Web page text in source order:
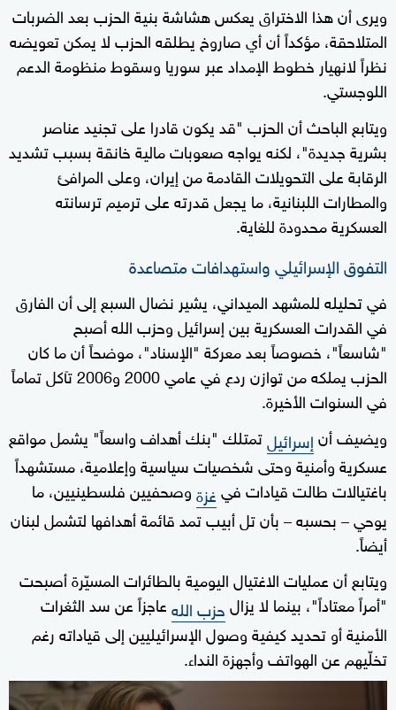
ويرى أن هذا الاختراق يعكس هشاشة بنية الحزب بعد الضربات
المتلاحقة، مؤكداً أن أي صاروخ يطلقه الحزب لا يمكن تعويضه
نظراً لانهيار خطوط الإمداد عبر سوريا وسقوط منظومة الدعم
اللوجستي.
ويتابع الباحث أن الحزب "قد يكون قادرا على تجنيد عناصر
بشرية جديدة"، لكنه يواجه صعوبات مالية خانقة بسبب تشديد
الرقابة على التحويلات القادمة من إيران، وعلى المرافئ
والمطارات اللبنانية، ما يجعل قدرته على ترميم ترسانته
العسكرية محدودة للغاية.
التفوق الإسرائيلي واستهدافات متصاعدة
في تحليله للمشهد الميداني، يشير نضال السبع إلى أن الفارق
في القدرات العسكرية بين إسرائيل وحزب الله أصبح
"شاسعاً"، خصوصاً بعد معركة "الإسناد"، موضحاً أن ما كان
الحزب يملكه من توازن ردع في عامي 2000 و2006 تآكل تماماً
في السنوات الأخيرة.
ويضيف أنإسرائيلتمتلك "بنك أهداف واسعاً" يشمل مواقع
عسكرية وأمنية وحتى شخصيات سياسية وإعلامية، مستشهداً
باغتيالات طالت قيادات فيغزةوصحفيين فلسطينيين، ما
يوحي – بحسبه – بأن تل أبيب تمد قائمة أهدافها لتشمل لبنان
أيضاً.
ويتابع أن عمليات الاغتيال اليومية بالطائرات المسيّرة أصبحت
"أمراً معتاداً"، بينما لا يزالحزب اللهعاجزاً عن سد الثغرات
الأمنية أو تحديد كيفية وصول الإسرائيليين إلى قياداته رغم
تخلّيهم عن الهواتف وأجهزة النداء.